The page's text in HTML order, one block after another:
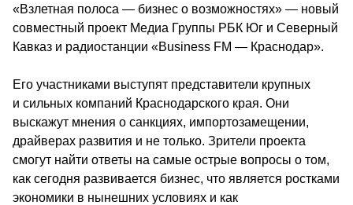
«Взлетная полоса — бизнес о возможностях» — новый
совместный проект Медиа Группы РБК Юг и Северный
Кавказ и радиостанции «Business FM — Краснодар».
Его участниками выступят представители крупных
и сильных компаний Краснодарского края. Они
выскажут мнения о санкциях, импортозамещении,
драйверах развития и не только. Зрители проекта
смогут найти ответы на самые острые вопросы о том,
как сегодня развивается бизнес, что является ростками
экономики в нынешних условиях и как